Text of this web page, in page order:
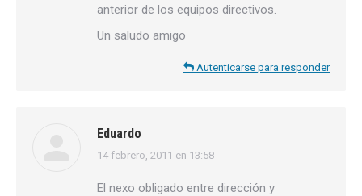
anterior de los equipos directivos.
Un saludo amigo
Autenticarse para responder
Eduardo
dice:
14 febrero, 2011 en 13:58
El nexo obligado entre dirección y